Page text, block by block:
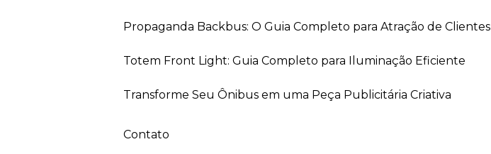
Propaganda Backbus: O Guia Completo para Atração de Clientes
Totem Front Light: Guia Completo para Iluminação Eficiente
Transforme Seu Ônibus em uma Peça Publicitária Criativa
Contato